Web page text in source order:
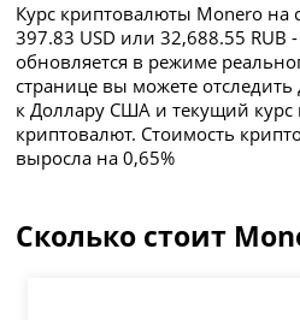
Курс криптовалюты Monero на
397.83 USD или 32,688.55 RUB
обновляется в режиме
странице вы можете
к Доллару США и текущий
криптовалют. Стоимость
выросла на 0,65%
Сколько стоит